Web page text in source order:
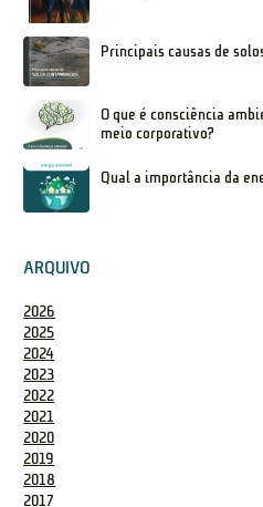
Principais causas de
O que é consciência
meio corporativo?
Qual a importância da
ARQUIVO
2026
2025
2024
2023
2022
2021
2020
2019
2018
2017